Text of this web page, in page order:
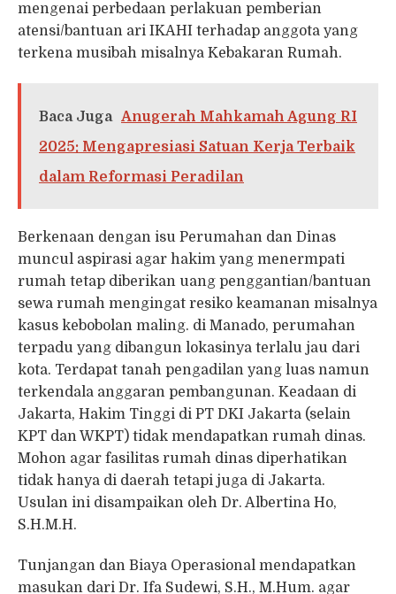
mengenai perbedaan perlakuan pemberian
atensi/bantuan ari IKAHI terhadap anggota yang
terkena musibah misalnya Kebakaran Rumah.
Baca Juga Anugerah Mahkamah Agung RI
2025: Mengapresiasi Satuan Kerja Terbaik
dalam Reformasi Peradilan
Berkenaan dengan isu Perumahan dan Dinas
muncul aspirasi agar hakim yang menermpati
rumah tetap diberikan uang penggantian/bantuan
sewa rumah mengingat resiko keamanan misalnya
kasus kebobolan maling. di Manado, perumahan
terpadu yang dibangun lokasinya terlalu jau dari
kota. Terdapat tanah pengadilan yang luas namun
terkendala anggaran pembangunan. Keadaan di
Jakarta, Hakim Tinggi di PT DKI Jakarta (selain
KPT dan WKPT) tidak mendapatkan rumah dinas.
Mohon agar fasilitas rumah dinas diperhatikan
tidak hanya di daerah tetapi juga di Jakarta.
Usulan ini disampaikan oleh Dr. Albertina Ho,
S.H.M.H.
Tunjangan dan Biaya Operasional mendapatkan
masukan dari Dr. Ifa Sudewi, S.H., M.Hum. agar